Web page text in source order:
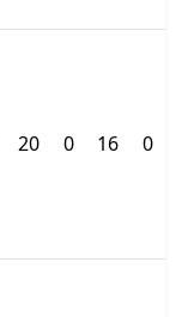
20 0 16 0